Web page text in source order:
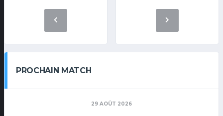
PROCHAIN MATCH
29 AOÛT 2026